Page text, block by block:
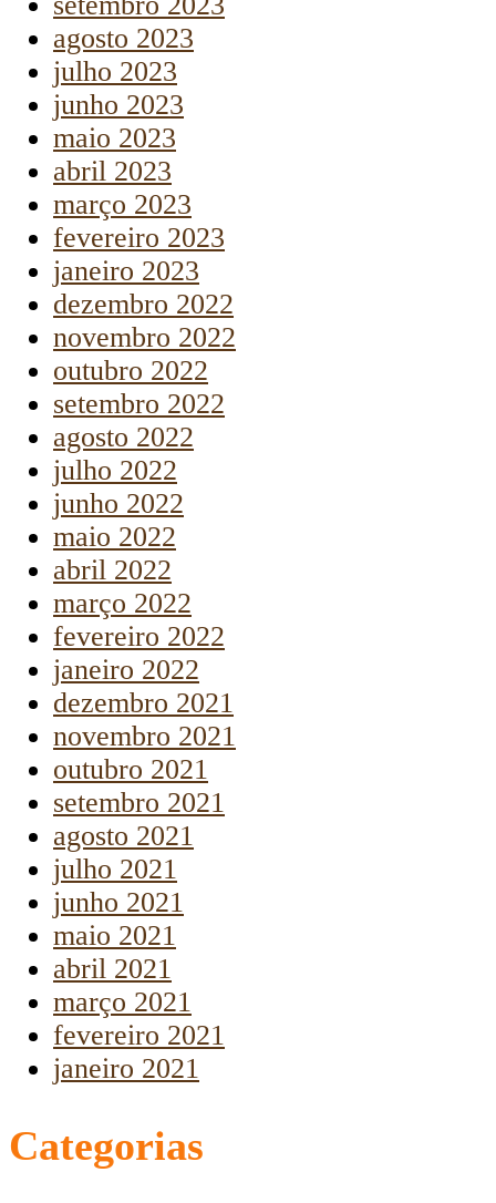
agosto 2023
julho 2023
junho 2023
maio 2023
abril 2023
março 2023
fevereiro 2023
janeiro 2023
dezembro 2022
novembro 2022
outubro 2022
setembro 2022
agosto 2022
julho 2022
junho 2022
maio 2022
abril 2022
março 2022
fevereiro 2022
janeiro 2022
dezembro 2021
novembro 2021
outubro 2021
setembro 2021
agosto 2021
julho 2021
junho 2021
maio 2021
abril 2021
março 2021
fevereiro 2021
janeiro 2021
Categorias